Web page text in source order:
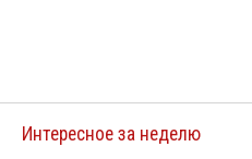
Интересное за неделю